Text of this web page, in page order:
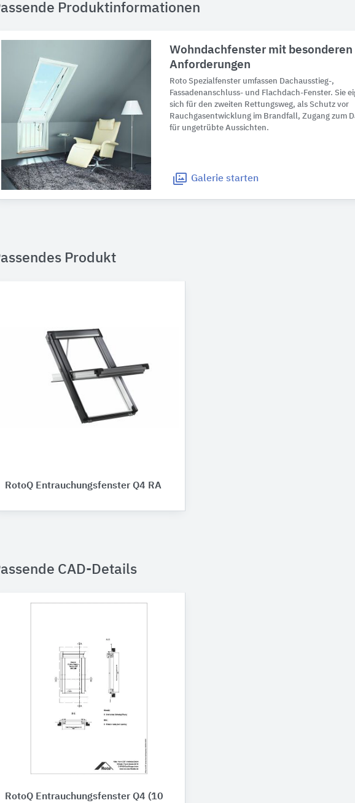
Produktinformationen
Wohndachfenster mit besonderen
Anforderungen
Roto Spezialfenster umfassen Dachausstieg-,
Fassadenanschluss- und Flachdach-Fenster. Sie
sich für den zweiten Rettungsweg, als Schutz vor
Rauchgasentwicklung im Brandfall, Zugang zum
für ungetrübte Aussichten.
Galerie starten
Produkt
RotoQ Entrauchungsfenster Q4 RA
CAD-Details
RotoQ Entrauchungsfenster Q4 (10